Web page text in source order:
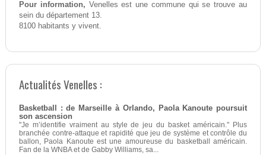
Pour information, Venelles est une commune qui se trouve au
sein du département 13.
8100 habitants y vivent.
Actualités Venelles :
Basketball : de Marseille à Orlando, Paola Kanoute poursuit
son ascension
"Je m’identifie vraiment au style de jeu du basket américain." Plus
branchée contre-attaque et rapidité que jeu de système et contrôle du
ballon, Paola Kanoute est une amoureuse du basketball américain.
Fan de la WNBA et de Gabby Williams, sa...